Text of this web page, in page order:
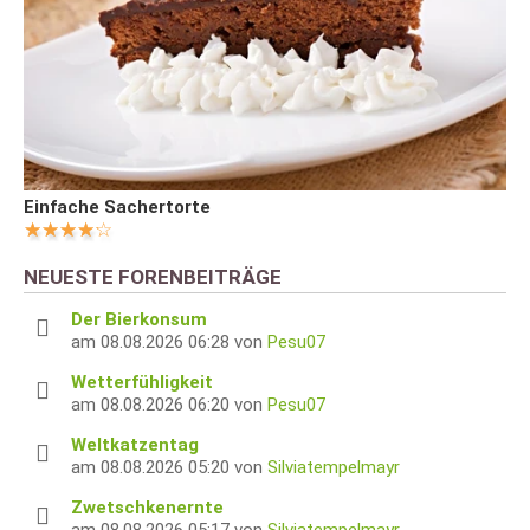
Einfache Sachertorte
NEUESTE FORENBEITRÄGE
Der Bierkonsum
am 08.08.2026 06:28 von Pesu07
Wetterfühligkeit
am 08.08.2026 06:20 von Pesu07
Weltkatzentag
am 08.08.2026 05:20 von Silviatempelmayr
Zwetschkenernte